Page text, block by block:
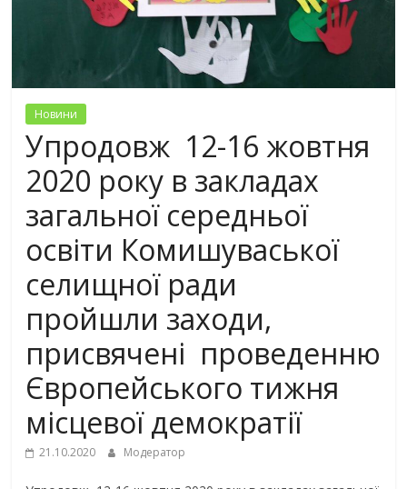
Новини
Упродовж 12-16 жовтня
2020 року в закладах
загальної середньої
освіти Комишуваської
селищної ради
пройшли заходи,
присвячені проведенню
Європейського тижня
місцевої демократії
21.10.2020 Модератор